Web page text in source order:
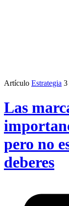
Artículo Estrategia 3
Las
pero no
deberes